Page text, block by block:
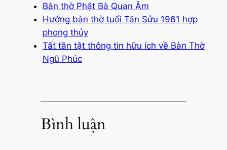
Bàn thờ Phật Bà Quan Âm
Hướng bàn thờ tuổi Tân Sửu 1961 hợp
phong thủy
Tất tần tật thông tin hữu ích về Bàn Thờ
Ngũ Phúc
Bình luận